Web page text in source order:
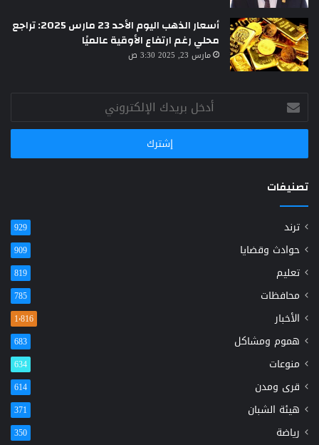
أسعار الذهب اليوم الأحد 23 مارس 2025: تراجع
محلي رغم ارتفاع الأوقية عالميًا
مارس 23, 2025 3:30 ص
أدخل
بريدك
الإلكتروني
تصنيفات
ترند 929
حوادث وقضايا 909
تعليم 819
محافظات 785
الأخبار 1٬816
هموم ومشاكل 683
منوعات 634
قرى ومدن 614
هيئة الشبان 371
رياضة 350